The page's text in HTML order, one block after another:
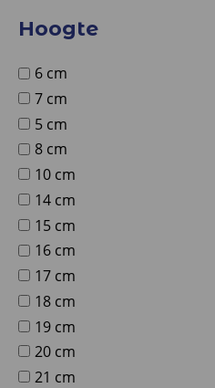
Hoogte
6 cm
7 cm
5 cm
8 cm
10 cm
14 cm
15 cm
16 cm
17 cm
18 cm
19 cm
20 cm
21 cm